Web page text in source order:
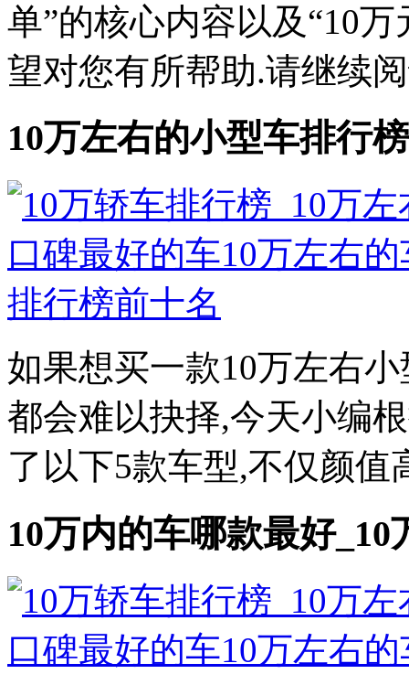
单”的核心内容以及“10
望对您有所帮助.请继续
10万左右的小型车排行
如果想买一款10万左右
都会难以抉择,今天小编
了以下5款车型,不仅颜值
10万内的车哪款最好_10